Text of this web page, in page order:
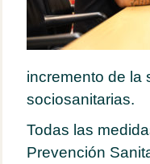
incremento de la
sociosanitarias.
Todas las
Prevención